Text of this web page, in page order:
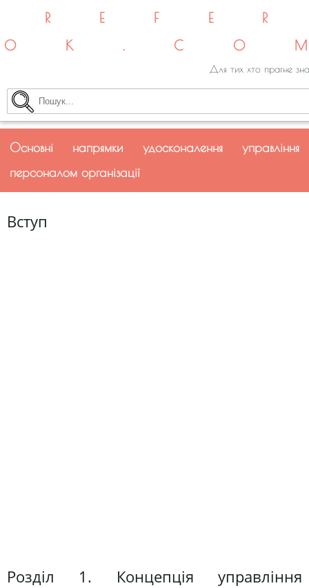
Для тих хто прагне
Основні напрямки удосконалення управління
персоналом організації
Вступ
Розділ 1. Концепція управління